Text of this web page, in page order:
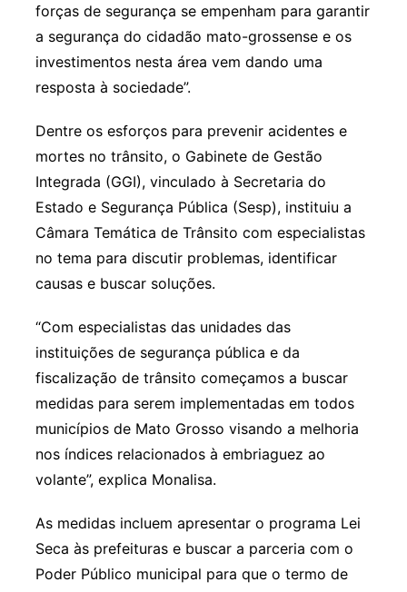
forças de segurança se empenham para garantir
a segurança do cidadão mato-grossense e os
investimentos nesta área vem dando uma
resposta à sociedade”.
Dentre os esforços para prevenir acidentes e
mortes no trânsito, o Gabinete de Gestão
Integrada (GGI), vinculado à Secretaria do
Estado e Segurança Pública (Sesp), instituiu a
Câmara Temática de Trânsito com especialistas
no tema para discutir problemas, identificar
causas e buscar soluções.
“Com especialistas das unidades das
instituições de segurança pública e da
fiscalização de trânsito começamos a buscar
medidas para serem implementadas em todos
municípios de Mato Grosso visando a melhoria
nos índices relacionados à embriaguez ao
volante”, explica Monalisa.
As medidas incluem apresentar o programa Lei
Seca às prefeituras e buscar a parceria com o
Poder Público municipal para que o termo de